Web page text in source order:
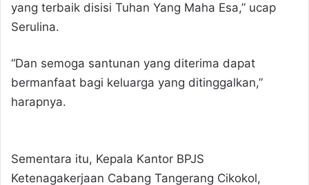
yang terbaik disisi Tuhan Yang Maha Esa,” ucap
Serulina.
“Dan semoga santunan yang diterima dapat
bermanfaat bagi keluarga yang ditinggalkan,”
harapnya.
Sementara itu, Kepala Kantor BPJS
Ketenagakerjaan Cabang Tangerang Cikokol,